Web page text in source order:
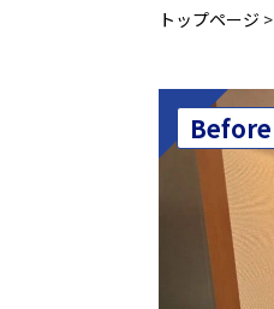
トップページ >
Before